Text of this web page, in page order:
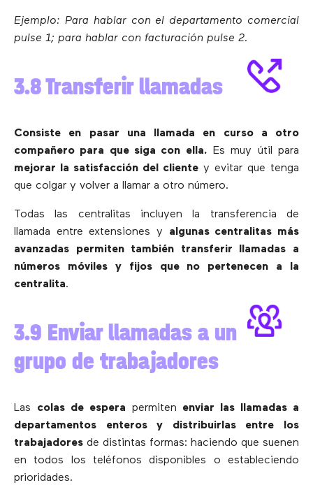
Ejemplo: Para hablar con el departamento comercial
pulse 1; para hablar con facturación pulse 2.
3.8 Transferir llamadas
Consiste en pasar una llamada en curso a otro
compañero para que siga con ella. Es muy útil para
mejorar la satisfacción del cliente y evitar que tenga
que colgar y volver a llamar a otro número.
Todas las centralitas incluyen la transferencia de
llamada entre extensiones y algunas centralitas más
avanzadas permiten también transferir llamadas a
números móviles y fijos que no pertenecen a la
centralita.
3.9 Enviar llamadas a un
grupo de trabajadores
Las colas de espera permiten enviar las llamadas a
departamentos enteros y distribuirlas entre los
trabajadores de distintas formas: haciendo que suenen
en todos los teléfonos disponibles o estableciendo
prioridades.